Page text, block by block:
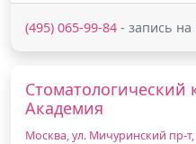
(495) 065-99-84 - запись на
Стоматологический
Академия
Москва, ул. Мичуринский пр-т,